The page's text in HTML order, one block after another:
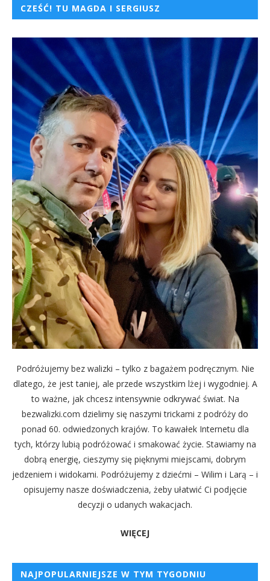
CZEŚĆ! TU MAGDA I SERGIUSZ
Podróżujemy bez walizki – tylko z bagażem podręcznym. Nie
dlatego, że jest taniej, ale przede wszystkim lżej i wygodniej. A
to ważne, jak chcesz intensywnie odkrywać świat. Na
bezwalizki.com dzielimy się naszymi trickami z podróży do
ponad 60. odwiedzonych krajów. To kawałek Internetu dla
tych, którzy lubią podróżować i smakować życie. Stawiamy na
dobrą energię, cieszymy się pięknymi miejscami, dobrym
jedzeniem i widokami. Podróżujemy z dziećmi – Wilim i Larą – i
opisujemy nasze doświadczenia, żeby ułatwić Ci podjęcie
decyzji o udanych wakacjach.
WIĘCEJ
NAJPOPULARNIEJSZE W TYM TYGODNIU